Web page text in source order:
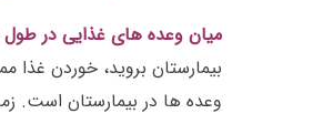
میان وعده های غذایی در طول
بیمارستان بروید، خوردن
وعده ها در بیمارستان است.